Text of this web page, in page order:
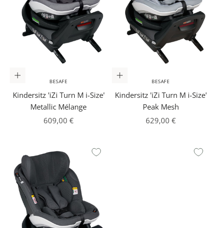
In den Warenkorb
BESAFE
Kindersitz 'iZi Turn M i-Size'
Metallic Mélange
Angebot
609,00 €
In den Warenkorb
BESAFE
Kindersitz 'iZi Turn M i-Size'
Peak Mesh
Angebot
629,00 €